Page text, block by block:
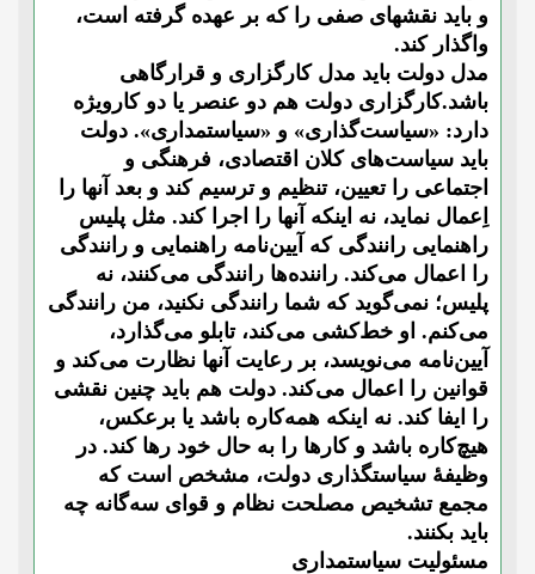
و باید نقشهای صفی را که بر عهده گرفته است،
واگذار کند.
مدل دولت باید مدل کارگزاری و قرارگاهی
باشد.کارگزاری دولت هم دو عنصر یا دو کارویژه
دارد: «سیاست‌گذاری» و «سیاستمداری». دولت
باید سیاست‌های کلان اقتصادی، فرهنگی و
اجتماعی را تعیین، تنظیم و ترسیم کند و بعد آنها را
اِعمال نماید، نه اینکه آنها را اجرا کند. مثل پلیس
راهنمایی رانندگی که آیین‌نامه راهنمایی و رانندگی
را اعمال می‌کند. راننده‌ها رانندگی می‌کنند، نه
پلیس؛ نمی‌گوید که شما رانندگی نکنید، من رانندگی
می‌کنم. او خط‌کشی می‌کند، تابلو می‌گذارد،
آیین‌نامه می‌نویسد، بر رعایت آنها نظارت می‌کند و
قوانین را اعمال می‌کند. دولت هم باید چنین نقشی
را ایفا کند. نه اینکه همه‌کاره باشد یا برعکس،
هیچ‌کاره باشد و کارها را به حال خود رها کند. در
وظیفۀ سیاستگذاری دولت، مشخص است که
مجمع تشخیص مصلحت نظام و قوای سه‌گانه چه
باید بکنند.
مسئولیت سیاستمداری